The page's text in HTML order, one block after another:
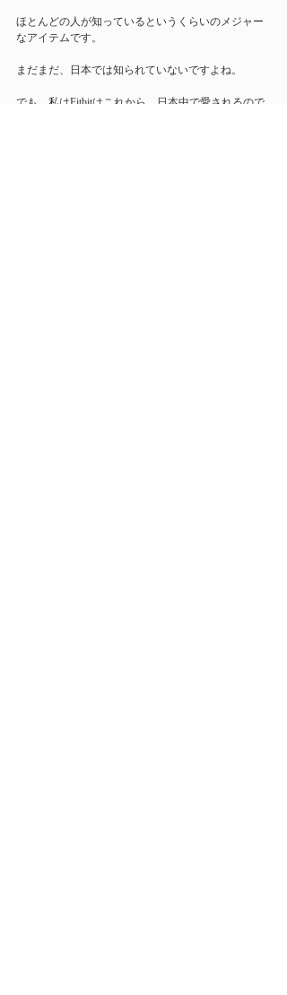
ほとんどの人が知っているというくらいのメジャー
なアイテムです。
まだまだ、日本では知られていないですよね。
でも、私はFitbitはこれから、日本中で愛されるので